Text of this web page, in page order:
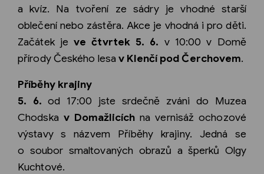
a kvíz. Na tvoření ze sádry je vhodné starší
oblečení nebo zástěra. Akce je vhodná i pro děti.
Začátek jeve čtvrtek 5. 6. v 10:00 v Domě
přírody Českého lesav Klenčí pod Čerchovem.
Příběhy krajiny
5. 6. od 17:00 jste srdečně zváni do Muzea
Chodska v Domažlicích na vernisáž ochozové
výstavy s názvem Příběhy krajiny. Jedná se
o soubor smaltovaných obrazů a šperků Olgy
Kuchtové.